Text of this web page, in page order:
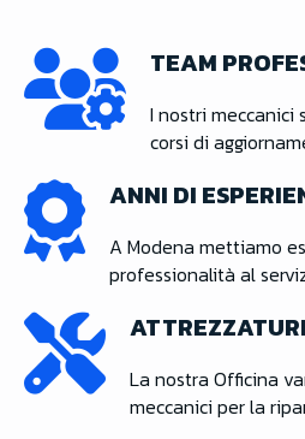
TEAM
I nostri meccanici
corsi di
ANNI DI
A Modena mettiamo
professionalità al
La nostra Officina
meccanici per la